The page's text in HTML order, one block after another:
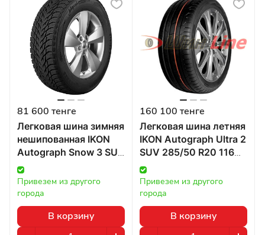
81 600 тенге
Легковая шина зимняя
нешипованная IKON
Autograph Snow 3 SUV
285/60 R18 116R в
Казахстане
Привезем из другого
города
В корзину
160 100 тенге
Легковая шина летняя
IKON Autograph Ultra 2
SUV 285/50 R20 116W
в Казахстане
Привезем из другого
города
В корзину